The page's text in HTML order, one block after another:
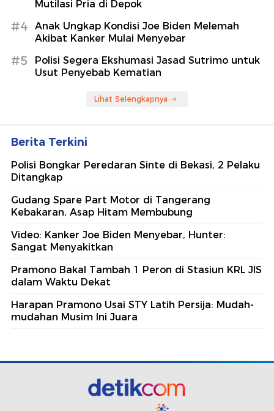
Mutilasi Pria di Depok
#4
Anak Ungkap Kondisi Joe Biden Melemah
Akibat Kanker Mulai Menyebar
#5
Polisi Segera Ekshumasi Jasad Sutrimo untuk
Usut Penyebab Kematian
Lihat Selengkapnya
Berita Terkini
Polisi Bongkar Peredaran Sinte di Bekasi, 2 Pelaku
Ditangkap
Gudang Spare Part Motor di Tangerang
Kebakaran, Asap Hitam Membubung
Video: Kanker Joe Biden Menyebar, Hunter:
Sangat Menyakitkan
Pramono Bakal Tambah 1 Peron di Stasiun KRL JIS
dalam Waktu Dekat
Harapan Pramono Usai STY Latih Persija: Mudah-
mudahan Musim Ini Juara